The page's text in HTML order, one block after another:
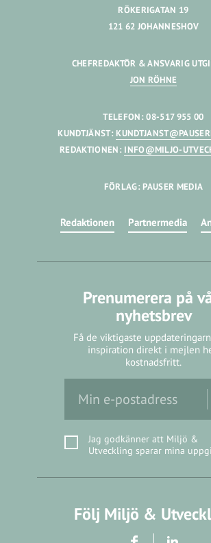
RÖKERIGATAN 19
121 62 JOHANNESHOV
CHEFREDAKTÖR & ANSVARIG
JON RÖHNE
TELEFON: 08-517 955 00
KUNDTJÄNST:
REDAKTIONEN: INFO@MILJO-
FÖRLAG: PAUSER MEDIA
Redaktionen Partnermedia
Prenumerera på
nyhetsbrev
Få de viktigaste
inspiration direkt i mejlen
kostnadsfritt.
Jag godkänner att Miljö &
Utveckling sparar mina
Följ Miljö &